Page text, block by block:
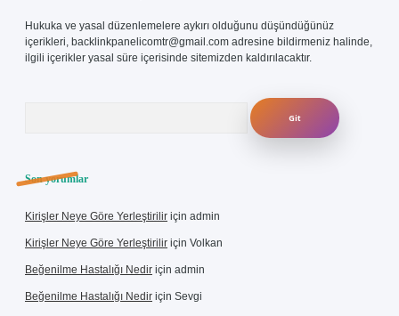
Hukuka ve yasal düzenlemelere aykırı olduğunu düşündüğünüz
içerikleri, backlinkpanelicomtr@gmail.com adresine bildirmeniz halinde,
ilgili içerikler yasal süre içerisinde sitemizden kaldırılacaktır.
Son yorumlar
Kirişler Neye Göre Yerleştirilir için admin
Kirişler Neye Göre Yerleştirilir için Volkan
Beğenilme Hastalığı Nedir için admin
Beğenilme Hastalığı Nedir için Sevgi